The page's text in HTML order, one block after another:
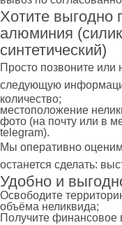
Хотите выгодно
алюминия
синтетический)
Просто позвоните
следующую
количество;
местоположение
фото (на почту или в
telegram).
Мы оперативно
останется сделать:
Удобно и
Освободите
объёма неликвида;
Получите финансовое